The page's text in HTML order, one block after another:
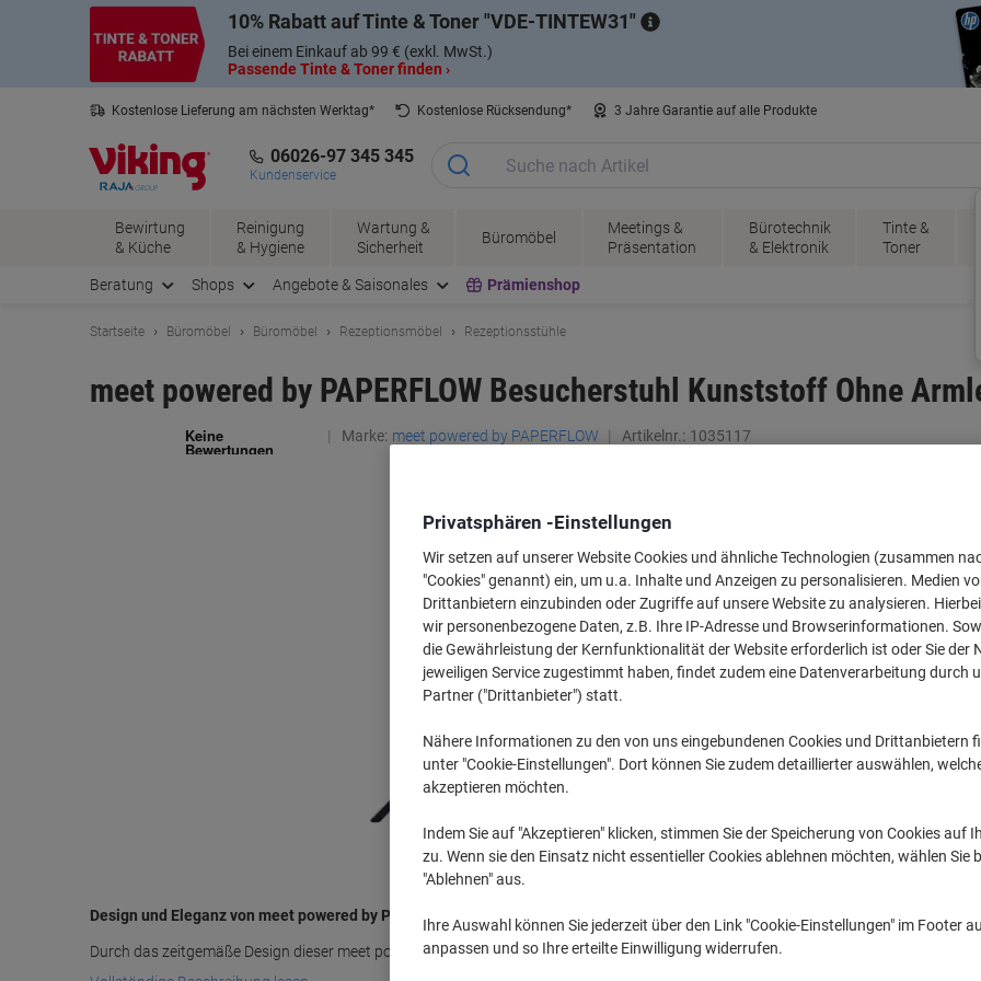
10% Rabatt auf Tinte & Toner VDE-TINTEW31
Bei einem Einkauf ab 99 € (exkl. MwSt.)
Passende Tinte & Toner finden ›
Kostenlose Lieferung am nächsten Werktag* Kostenlose Rücksendung* 3 Jahre Garantie auf alle Produkte
06026-97 345 345
Kundenservice
Bewirtung
& Küche
Reinigung
& Hygiene
Wartung &
Sicherheit
Büromöbel
Meetings &
Präsentation
Bürotechnik
& Elektronik
Tinte &
Toner
Beratung Shops Angebote & Saisonales Prämienshop
Startseite Büromöbel Büromöbel Rezeptionsmöbel Rezeptionsstühle
meet powered by PAPERFLOW Besucherstuhl Kunststoff Ohne
Marke: meet powered by PAPERFLOW Artikelnr.: 1035117
Design und Eleganz von meet powered by PAPERFLOW
Durch das zeitgemäße Design dieser meet powered by PAPERFLOW-Stühle passen sie gut in jeden Raum.
Privatsphären -Einstellungen
Wir setzen auf unserer Website Cookies und ähnliche Technologien (zusammen
"Cookies" genannt) ein, um u.a. Inhalte und Anzeigen zu personalisieren. Medien
Drittanbietern einzubinden oder Zugriffe auf unsere Website zu analysieren.
wir personenbezogene Daten, z.B. Ihre IP-Adresse und Browserinformationen.
die Gewährleistung der Kernfunktionalität der Website erforderlich ist oder Sie der
jeweiligen Service zugestimmt haben, findet zudem eine Datenverarbeitung durch
Partner ("Drittanbieter") statt.
Nähere Informationen zu den von uns eingebundenen Cookies und Drittanbietern
unter "Cookie-Einstellungen". Dort können Sie zudem detaillierter auswählen,
akzeptieren möchten.
Indem Sie auf "Akzeptieren" klicken, stimmen Sie der Speicherung von Cookies auf
zu. Wenn sie den Einsatz nicht essentieller Cookies ablehnen möchten, wählen Sie
"Ablehnen" aus.
Ihre Auswahl können Sie jederzeit über den Link "Cookie-Einstellungen" im Footer
anpassen und so Ihre erteilte Einwilligung widerrufen.